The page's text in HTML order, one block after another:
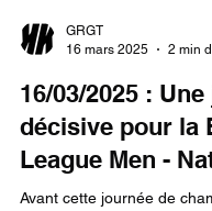
GRGT
16 mars 2025
2 min
16/03/2025 :
décisive pour la
League Men -
Avant cette journée de